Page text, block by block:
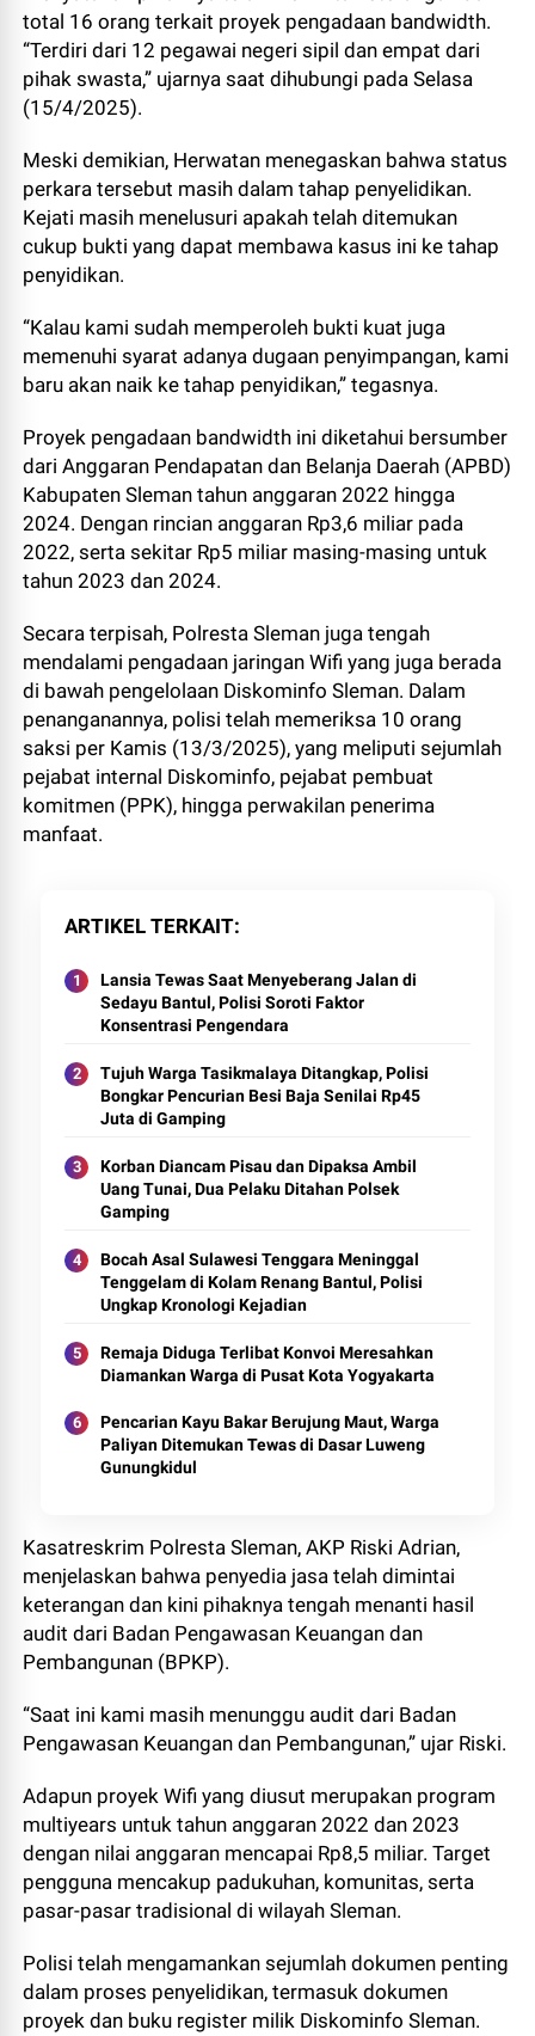
total 16 orang terkait proyek pengadaan bandwidth.
“Terdiri dari 12 pegawai negeri sipil dan empat dari
pihak swasta,” ujarnya saat dihubungi pada Selasa
(15/4/2025).
Meski demikian, Herwatan menegaskan bahwa status
perkara tersebut masih dalam tahap penyelidikan.
Kejati masih menelusuri apakah telah ditemukan
cukup bukti yang dapat membawa kasus ini ke tahap
penyidikan.
“Kalau kami sudah memperoleh bukti kuat juga
memenuhi syarat adanya dugaan penyimpangan, kami
baru akan naik ke tahap penyidikan,” tegasnya.
Proyek pengadaan bandwidth ini diketahui bersumber
dari Anggaran Pendapatan dan Belanja Daerah (APBD)
Kabupaten Sleman tahun anggaran 2022 hingga
2024. Dengan rincian anggaran Rp3,6 miliar pada
2022, serta sekitar Rp5 miliar masing-masing untuk
tahun 2023 dan 2024.
Secara terpisah, Polresta Sleman juga tengah
mendalami pengadaan jaringan Wifi yang juga berada
di bawah pengelolaan Diskominfo Sleman. Dalam
penanganannya, polisi telah memeriksa 10 orang
saksi per Kamis (13/3/2025), yang meliputi sejumlah
pejabat internal Diskominfo, pejabat pembuat
komitmen (PPK), hingga perwakilan penerima
manfaat.
ARTIKEL TERKAIT
Lansia Tewas Saat Menyeberang Jalan di
Sedayu Bantul, Polisi Soroti Faktor
Konsentrasi Pengendara
Tujuh Warga Tasikmalaya Ditangkap, Polisi
Bongkar Pencurian Besi Baja Senilai Rp45
Juta di Gamping
Korban Diancam Pisau dan Dipaksa Ambil
Uang Tunai, Dua Pelaku Ditahan Polsek
Gamping
Bocah Asal Sulawesi Tenggara Meninggal
Tenggelam di Kolam Renang Bantul, Polisi
Ungkap Kronologi Kejadian
Remaja Diduga Terlibat Konvoi Meresahkan
Diamankan Warga di Pusat Kota Yogyakarta
Pencarian Kayu Bakar Berujung Maut, Warga
Paliyan Ditemukan Tewas di Dasar Luweng
Gunungkidul
Kasatreskrim Polresta Sleman, AKP Riski Adrian,
menjelaskan bahwa penyedia jasa telah dimintai
keterangan dan kini pihaknya tengah menanti hasil
audit dari Badan Pengawasan Keuangan dan
Pembangunan (BPKP).
“Saat ini kami masih menunggu audit dari Badan
Pengawasan Keuangan dan Pembangunan,” ujar Riski.
Adapun proyek Wifi yang diusut merupakan program
multiyears untuk tahun anggaran 2022 dan 2023
dengan nilai anggaran mencapai Rp8,5 miliar. Target
pengguna mencakup padukuhan, komunitas, serta
pasar-pasar tradisional di wilayah Sleman.
Polisi telah mengamankan sejumlah dokumen penting
dalam proses penyelidikan, termasuk dokumen
proyek dan buku register milik Diskominfo Sleman.